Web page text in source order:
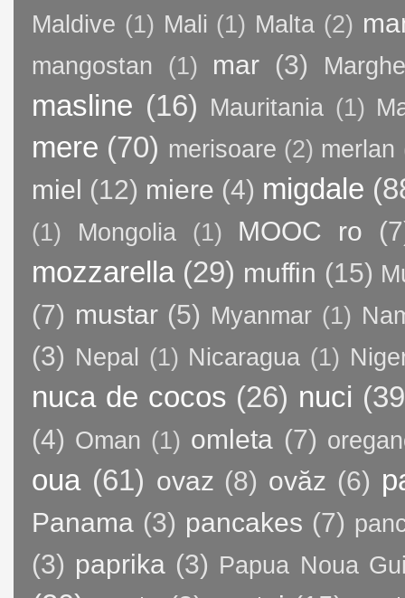
Maldive (1) Mali (1) Malta (2)
mangostan (1) mar (3)
masline (16) Mauritania (1)
mere (70) merisoare (2) merlan
miel (12) miere (4) migdale
(1) Mongolia (1) MOOC ro
mozzarella (29) muffin (15)
(7) mustar (5) Myanmar (1)
(3) Nepal (1) Nicaragua (1)
nuca de cocos (26) nuci
(4) Oman (1) omleta (7)
oua (61) ovaz (8) ovăz (6)
Panama (3) pancakes (7)
(3) paprika (3) Papua Noua